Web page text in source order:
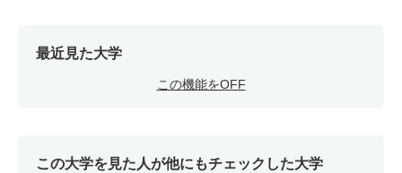
最近見た大学
この機能をOFF
この大学を見た人が他にもチェックした大学